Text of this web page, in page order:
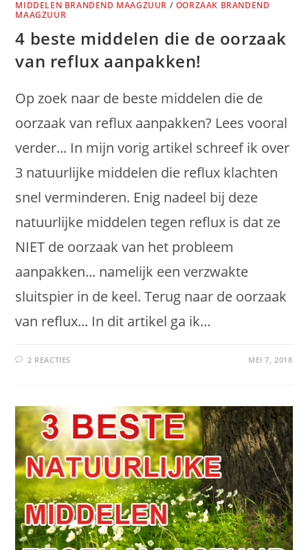
MIDDELEN BRANDEND MAAGZUUR / OORZAAK BRANDEND
MAAGZUUR
4 beste middelen die de oorzaak
van reflux aanpakken!
Op zoek naar de beste middelen die de
oorzaak van reflux aanpakken? Lees vooral
verder... In mijn vorig artikel schreef ik over
3 natuurlijke middelen die reflux klachten
snel verminderen. Enig nadeel bij deze
natuurlijke middelen tegen reflux is dat ze
NIET de oorzaak van het probleem
aanpakken... namelijk een verzwakte
sluitspier in de keel. Terug naar de oorzaak
van reflux... In dit artikel ga ik…
2 REACTIES MEI 7, 2018